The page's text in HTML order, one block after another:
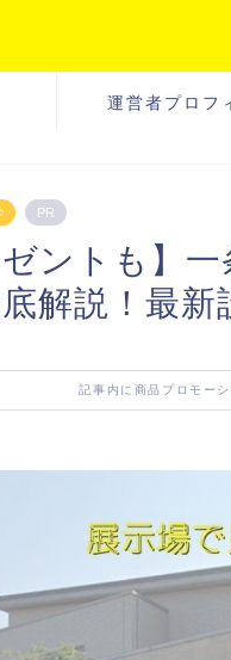
運営者プロフ
PR
ゼントも】
解説！最新
記事内に商品プロモー